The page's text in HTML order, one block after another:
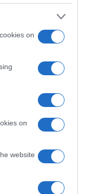
on
on
website
a féltékenységnek
a néző
a mai korban játszódó
megmutatjuk a
igazi klasszikus,
látvány: Simon
Gábor